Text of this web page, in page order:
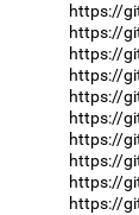
https://
https://
https://
https://
https://
https://
https://
https://
https://
https://